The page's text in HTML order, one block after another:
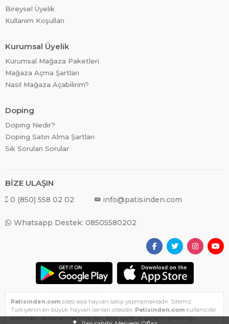
Bireysel Üyelik
Kullanım Koşulları
Kurumsal Üyelik
Kurumsal Mağaza Paketleri
Mağaza Açma Şartları
Nasıl Mağaza Açabilirim?
Doping
Doping Nedir?
Doping Satın Alma Şartları
Sık Sorulan Sorular
BİZE ULAŞIN
0 (850) 558 02 02 info@patisinden.com
Whatsapp Destek: 08505580202
Patisinden.com sitesi asla hayvan satışı yapmamaktadır. Sitemiz
Türkiyenin en büyük hayvan ilanları sitesidir. Patisinden.com kullanıcılar
tarafından sağlanan her türlü ilan, bilgi, içerik ve görselin gerçekliği,